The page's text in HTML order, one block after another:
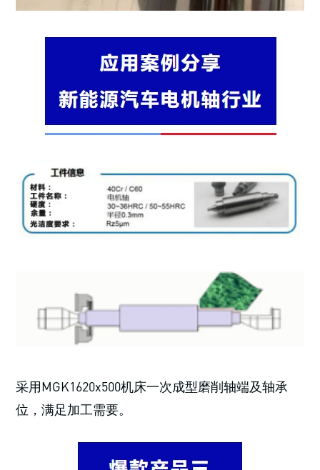
采用MGK1620x500机床一次成型磨削轴端及轴承
位，满足加工需要。